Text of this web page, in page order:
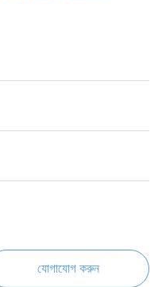
যোগাযোগ করুন